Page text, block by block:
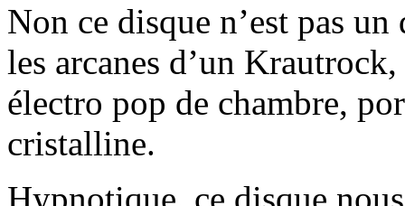
Non ce disque n’est pas
les arcanes d’un
électro pop de chambre,
cristalline.
Hypnotique, ce disque